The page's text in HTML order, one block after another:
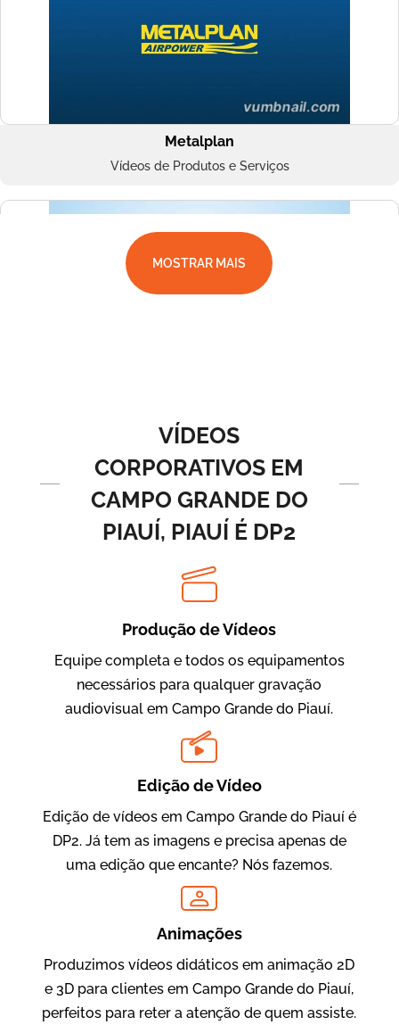
Metalplan
Vídeos de Produtos e Serviços
BRF Parceiros
Vídeos de Integração e Segurança
Vídeo Institucional
MOSTRAR MAIS
VÍDEOS
CORPORATIVOS EM
CAMPO GRANDE DO
PIAUÍ, PIAUÍ É DP2
Produção de Vídeos
Equipe completa e todos os equipamentos
necessários para qualquer gravação
audiovisual em Campo Grande do Piauí.
Edição de Vídeo
Edição de vídeos em Campo Grande do Piauí é
DP2. Já tem as imagens e precisa apenas de
uma edição que encante? Nós fazemos.
Animações
Produzimos vídeos didáticos em animação 2D
e 3D para clientes em Campo Grande do Piauí,
perfeitos para reter a atenção de quem assiste.